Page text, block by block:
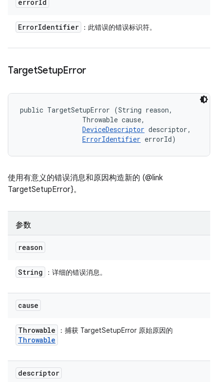
errorId
ErrorIdentifier ：此错误的错误标识符。
TargetSetupError
public TargetSetupError (String reason,
                Throwable cause,
DeviceDescriptor descriptor,
ErrorIdentifier errorId)
使用有意义的错误消息和原因构造新的 (@link
TargetSetupError}。
参数
reason
String ：详细的错误消息。
cause
Throwable ：捕获 TargetSetupError 原始原因的
Throwable
descriptor